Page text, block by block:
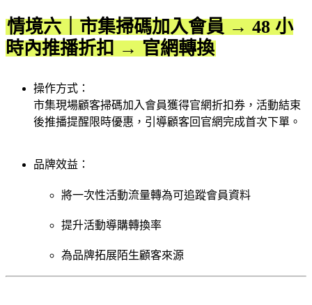
情境六｜市集掃碼加入會員 → 48 小
時內推播折扣 → 官網轉換
操作方式：
市集現場顧客掃碼加入會員獲得官網折扣券，活動結束
後推播提醒限時優惠，引導顧客回官網完成首次下單。
品牌效益：
將一次性活動流量轉為可追蹤會員資料
提升活動導購轉換率
為品牌拓展陌生顧客來源